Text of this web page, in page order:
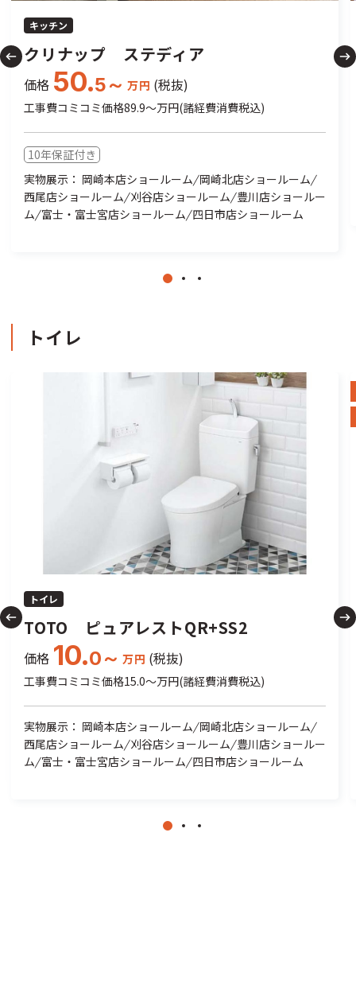
キッチン
クリナップ ステディア
価格 50.5～ 万円 (税抜)
工事費コミコミ価格89.9～万円(諸経費消費税込)
10年保証付き
実物展示： 岡崎本店ショールーム/岡崎北店ショールーム/
西尾店ショールーム/刈谷店ショールーム/豊川店ショールー
ム/富士・富士宮店ショールーム/四日市店ショールーム
トイレ
トイレ
TOTO ピュアレストQR+SS2
価格 10.0～ 万円 (税抜)
工事費コミコミ価格15.0～万円(諸経費消費税込)
実物展示： 岡崎本店ショールーム/岡崎北店ショールーム/
西尾店ショールーム/刈谷店ショールーム/豊川店ショールー
ム/富士・富士宮店ショールーム/四日市店ショールーム